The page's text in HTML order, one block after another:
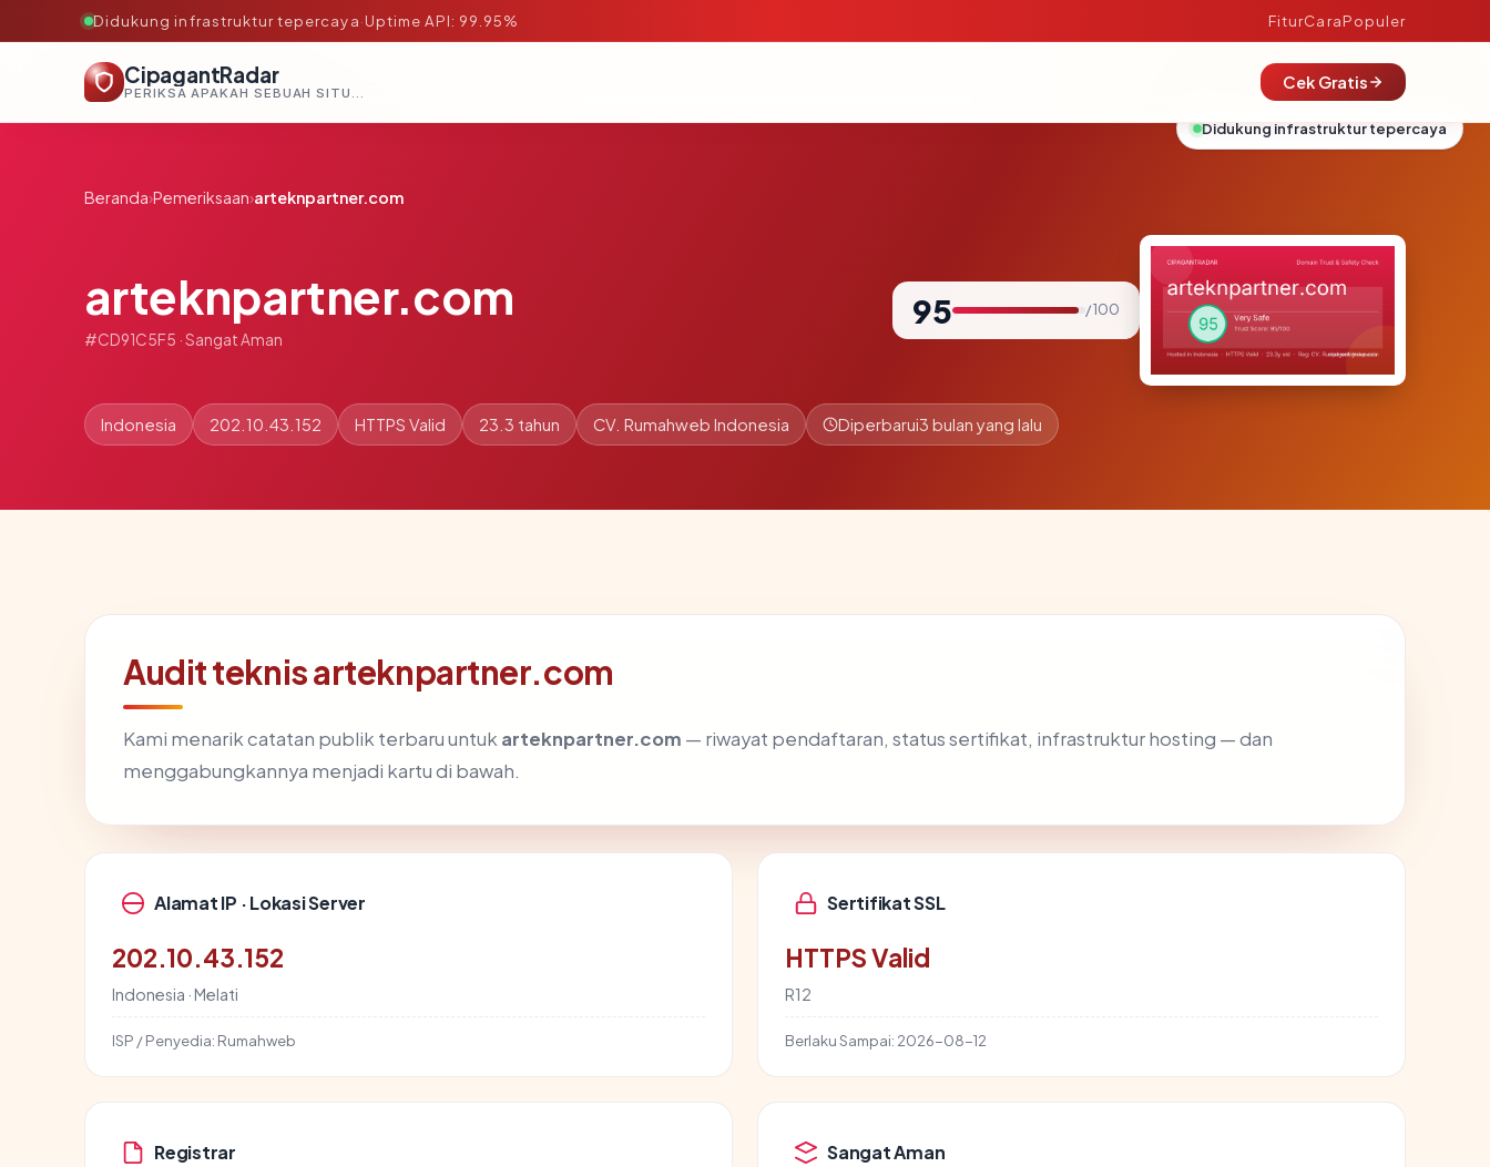
Didukung infrastruktur tepercaya·Uptime API: 99.95% FiturCaraPopuler
CipagantRadar
PERIKSA APAKAH SEBUAH SITUS AMAN, TEPERCAYA, DAN TERVERIFIKASI DALAM HITUNGAN DETIK.
Cek Gratis
Beranda›Pemeriksaan›arteknpartner.com
arteknpartner.com
#CD91C5F5 · Sangat Aman
95 / 100
Indonesia 202.10.43.152 HTTPS Valid 23.3 tahun CV. Rumahweb Indonesia Diperbarui3 bulan yang lalu
Audit teknis arteknpartner.com
Kami menarik catatan publik terbaru untuk arteknpartner.com — riwayat pendaftaran, status sertifikat, infrastruktur hosting — dan
menggabungkannya menjadi kartu di bawah.
Alamat IP · Lokasi Server
202.10.43.152
Indonesia · Melati
ISP / Penyedia: Rumahweb
Sertifikat SSL
HTTPS Valid
R12
Berlaku Sampai: 2026-08-12
Registrar Sangat Aman
Didukung infrastruktur tepercaya